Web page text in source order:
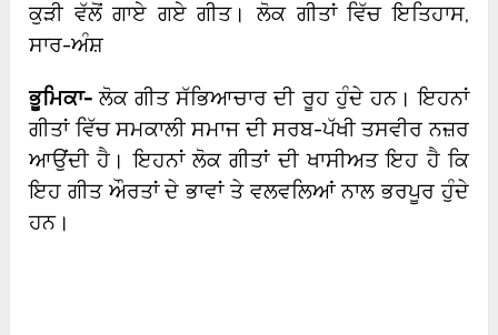
ਕੁੜੀ ਵੱਲੋਂ ਗਾਏ ਗਏ ਗੀਤ। ਲੋਕ ਗੀਤਾਂ ਵਿੱਚ ਇਤਿਹਾਸ,
ਸਾਰ-ਅੰਸ਼
ਭੂਮਿਕਾ- ਲੋਕ ਗੀਤ ਸੱਭਿਆਚਾਰ ਦੀ ਰੂਹ ਹੁੰਦੇ ਹਨ। ਇਹਨਾਂ
ਗੀਤਾਂ ਵਿੱਚ ਸਮਕਾਲੀ ਸਮਾਜ ਦੀ ਸਰਬ-ਪੱਖੀ ਤਸਵੀਰ ਨਜ਼ਰ
ਆਉਂਦੀ ਹੈ। ਇਹਨਾਂ ਲੋਕ ਗੀਤਾਂ ਦੀ ਖਾਸੀਅਤ ਇਹ ਹੈ ਕਿ
ਇਹ ਗੀਤ ਔਰਤਾਂ ਦੇ ਭਾਵਾਂ ਤੇ ਵਲਵਲਿਆਂ ਨਾਲ ਭਰਪੂਰ ਹੁੰਦੇ
ਹਨ।